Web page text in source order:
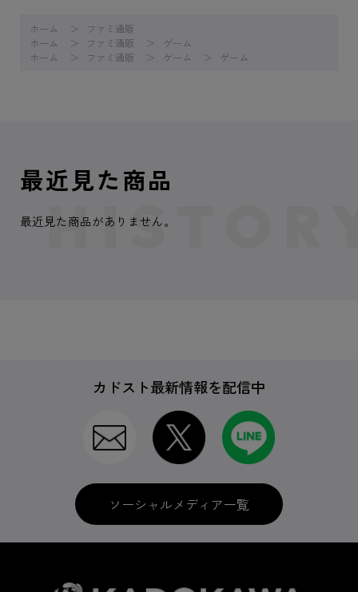
ホーム
ファミ通販
ホーム
ファミ通販
ゲーム
ホーム
ファミ通販 ゲーム ゲーム
最近見た商品
最近見た商品がありません。
カドスト最新情報を配信中
ソーシャルメディア一覧